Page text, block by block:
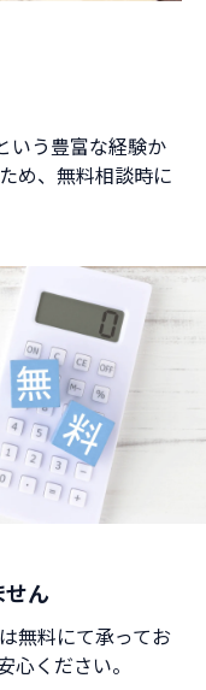
いう豊富な経験か
め、無料相談時に
ん
無料にて承ってお
心ください。